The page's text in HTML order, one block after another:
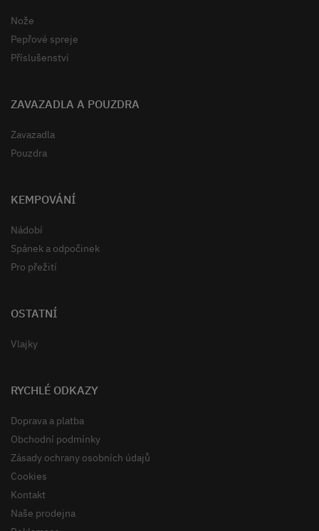
Nože
Pepřové spreje
Příslušenství
ZAVAZADLA A POUZDRA
Zavazadla
Pouzdra
KEMPOVÁNÍ
Nádobí
Spánek a odpočinek
Pro přežití
OSTATNÍ
Vlajky
RYCHLÉ ODKAZY
Doprava a platba
Obchodní podmínky
Zásady ochrany osobních údajů
Cookies
Kontakt
Naše prodejna